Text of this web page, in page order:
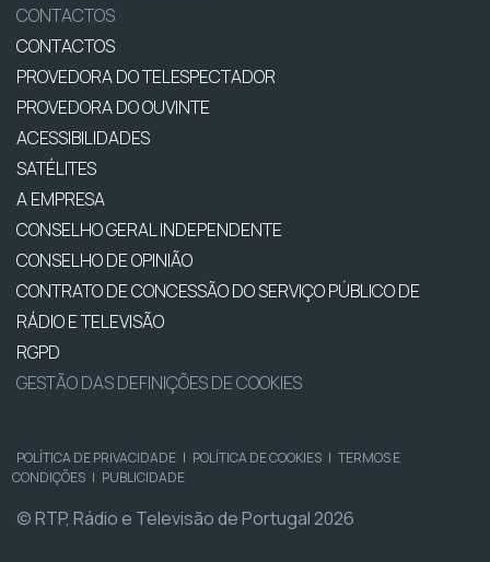
CONTACTOS
CONTACTOS
PROVEDORA DO TELESPECTADOR
PROVEDORA DO OUVINTE
ACESSIBILIDADES
SATÉLITES
A EMPRESA
CONSELHO GERAL INDEPENDENTE
CONSELHO DE OPINIÃO
CONTRATO DE CONCESSÃO DO SERVIÇO PÚBLICO DE
RÁDIO E TELEVISÃO
RGPD
GESTÃO DAS DEFINIÇÕES DE COOKIES
POLÍTICA DE PRIVACIDADE | POLÍTICA DE COOKIES | TERMOS E
CONDIÇÕES | PUBLICIDADE
© RTP, Rádio e Televisão de Portugal 2026